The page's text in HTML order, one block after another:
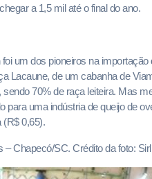
a 1,5 mil até o final do ano.
um dos pioneiros na
Lacaune, de um cabanha de
70% de raça leiteira. Mas
para uma indústria de queijo de
(R$ 0,65).
– Chapecó/SC. Crédito da foto: